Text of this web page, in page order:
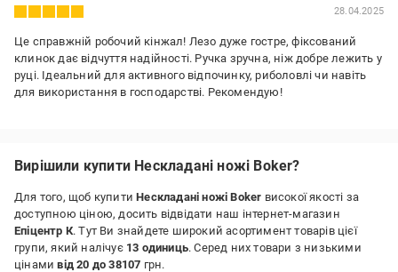
28.04.2025
Це справжній робочий кінжал! Лезо дуже гостре, фіксований
клинок дає відчуття надійності. Ручка зручна, ніж добре лежить у
руці. Ідеальний для активного відпочинку, риболовлі чи навіть
для використання в господарстві. Рекомендую!
Вирішили купити Нескладані ножі Boker?
Для того, щоб купитиНескладані ножі Boker високої якості за
доступною ціною, досить відвідати наш інтернет-магазин
Епіцентр К. Тут Ви знайдете широкий асортимент товарів цієї
групи, який налічує 13 одиниць. Серед них товари з низькими
цінамивід 20 до 38107 грн.